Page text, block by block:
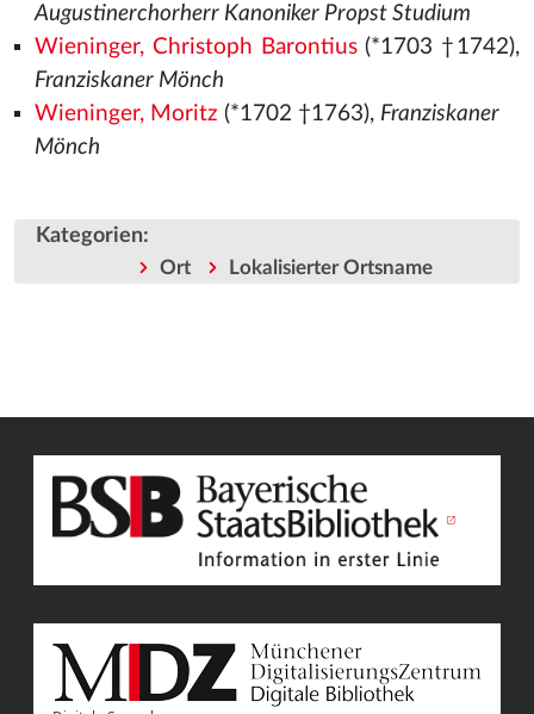
Augustinerchorherr Kanoniker Propst Studium
Wieninger, Christoph Barontius(*1703 †1742),
Franziskaner Mönch
Wieninger, Moritz (*1702 †1763), Franziskaner
Mönch
Kategorien:
Ort Lokalisierter Ortsname